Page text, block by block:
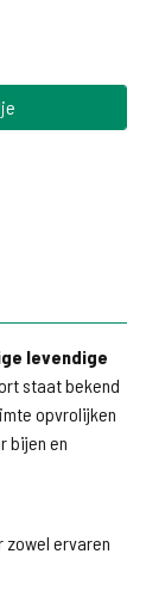
levendige
staat bekend
opvrolijken
bijen en
zowel ervaren